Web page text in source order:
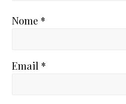
Nome *
Email *